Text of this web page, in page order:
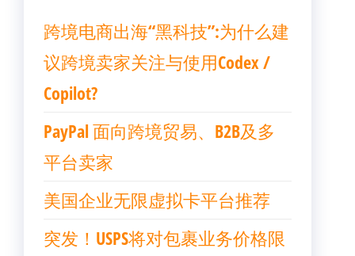
跨境电商出海“黑科技”:为什么建
议跨境卖家关注与使用Codex /
Copilot?
PayPal 面向跨境贸易、B2B及多
平台卖家
美国企业无限虚拟卡平台推荐
突发！USPS将对包裹业务价格限